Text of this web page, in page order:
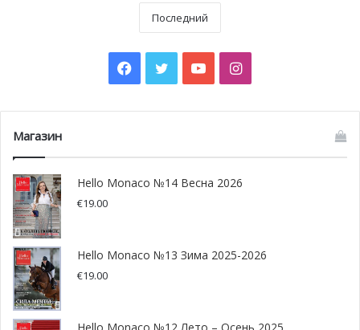
Последний
Facebook
TwitterYouTubeInstagram
Магазин
Hello Monaco №14 Весна 2026
€19.00
Hello Monaco №13 Зима 2025-2026
€19.00